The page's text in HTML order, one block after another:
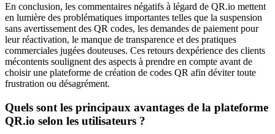
En conclusion, les commentaires négatifs à légard de QR.io mettent
en lumière des problématiques importantes telles que la suspension
sans avertissement des QR codes, les demandes de paiement pour
leur réactivation, le manque de transparence et des pratiques
commerciales jugées douteuses. Ces retours dexpérience des clients
mécontents soulignent des aspects à prendre en compte avant de
choisir une plateforme de création de codes QR afin déviter toute
frustration ou désagrément.
Quels sont les principaux avantages de la plateforme
QR.io selon les utilisateurs ?